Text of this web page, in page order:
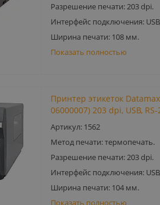
Разрешение печати: 203 dpi.
Интерфейс подключения:
Ширина печати: 108 мм.
Показать полностью
Принтер этикеток
06000007) 203 dpi, USB, RS-
Артикул: 1562
Метод печати: термопечать.
Разрешение печати: 203 dpi.
Интерфейс подключения: USB,
Ширина печати: 104 мм.
Показать полностью